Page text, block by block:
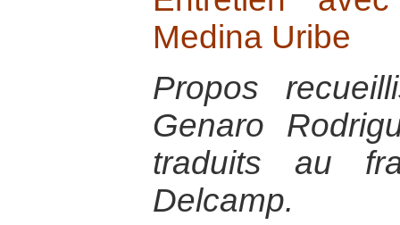
Medina Uribe
Propos
Genaro
traduits au
Delcamp.